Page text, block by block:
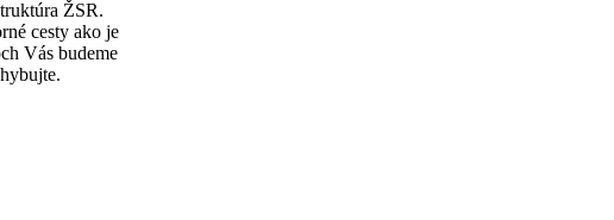
ŽSR.
cesty ako je
Vás budeme